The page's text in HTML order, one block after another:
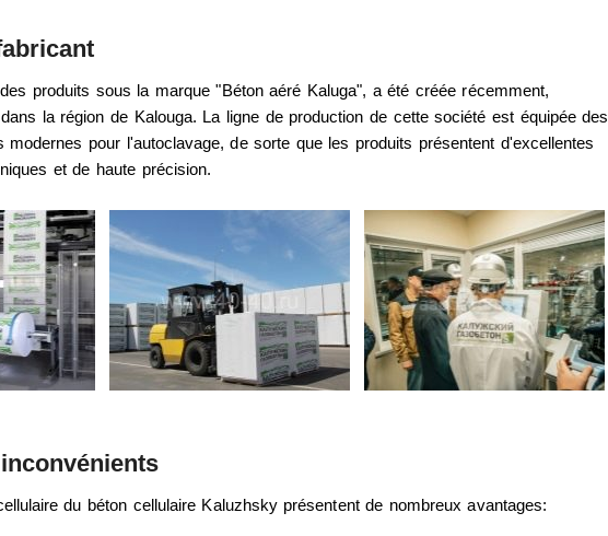
produits sous la marque "Béton aéré Kaluga", a été créée récemment,
la région de Kalouga. La ligne de production de cette société est équipée des
modernes pour l'autoclavage, de sorte que les produits présentent d'excellentes
et de haute précision.
du béton cellulaire Kaluzhsky présentent de nombreux avantages: